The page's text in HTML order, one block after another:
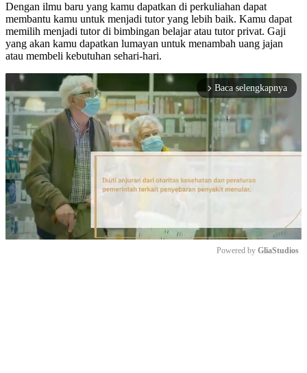
Dengan ilmu baru yang kamu dapatkan di perkuliahan dapat
membantu kamu untuk menjadi tutor yang lebih baik. Kamu dapat
memilih menjadi tutor di bimbingan belajar atau tutor privat. Gaji
yang akan kamu dapatkan lumayan untuk menambah uang jajan
atau membeli kebutuhan sehari-hari.
arrow_forward_ios Baca selengkapnya
Powered by GliaStudios